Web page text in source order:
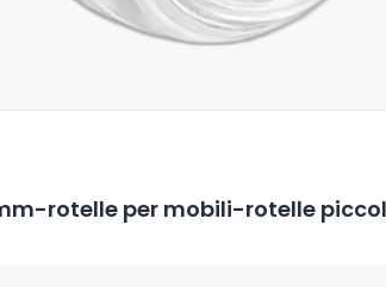
rotelle per mobili-rotelle